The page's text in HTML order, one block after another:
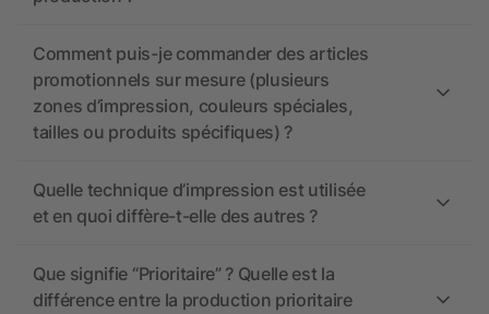
Comment puis-je commander des articles
promotionnels sur mesure (plusieurs
zones d’impression, couleurs spéciales,
tailles ou produits spécifiques) ?
Quelle technique d’impression est utilisée
et en quoi diffère-t-elle des autres ?
Que signifie “Prioritaire” ? Quelle est la
différence entre la production prioritaire